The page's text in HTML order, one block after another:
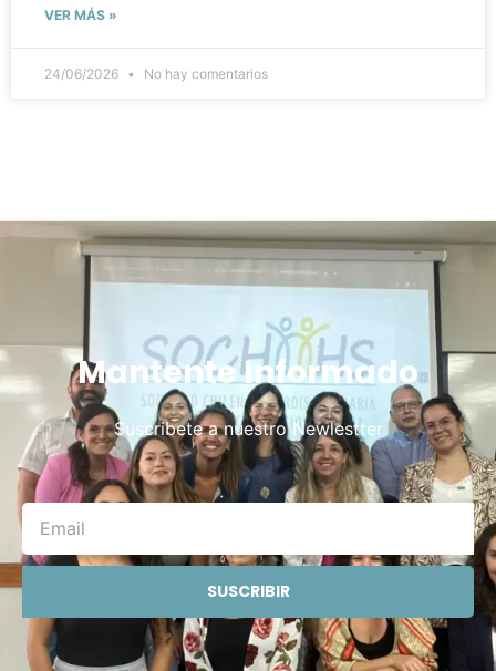
VER MÁS »
24/06/2026 No hay comentarios
Mantente Informado
Suscribete a nuestro Newlestter
SUSCRIBIR